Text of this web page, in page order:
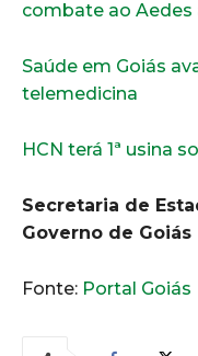
combate ao
Saúde em Goiás
telemedicina
HCN terá 1ª usina
Secretaria de
Governo de Goiás
Fonte: Portal Goiás